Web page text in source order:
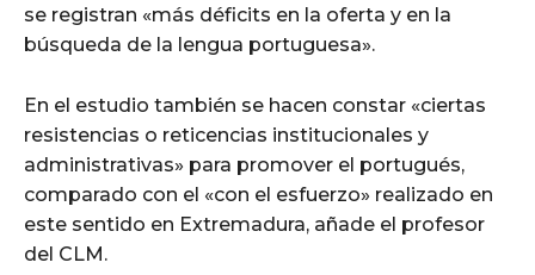
se registran «más déficits en la oferta y en la
búsqueda de la lengua portuguesa».
En el estudio también se hacen constar «ciertas
resistencias o reticencias institucionales y
administrativas» para promover el portugués,
comparado con el «con el esfuerzo» realizado en
este sentido en Extremadura, añade el profesor
del CLM.